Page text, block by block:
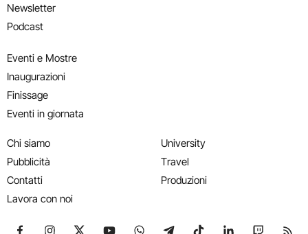
Newsletter
Podcast
Eventi e Mostre
Inaugurazioni
Finissage
Eventi in giornata
Chi siamo
Pubblicità
Contatti
Lavora con noi
University
Travel
Produzioni
Seguici su Facebook
Seguici su Instagram
Seguici su X
Seguici su YouTube
Seguici su WhatsApp
Seguici su Telegram
Seguici su TikTok
Seguici su
Seguici